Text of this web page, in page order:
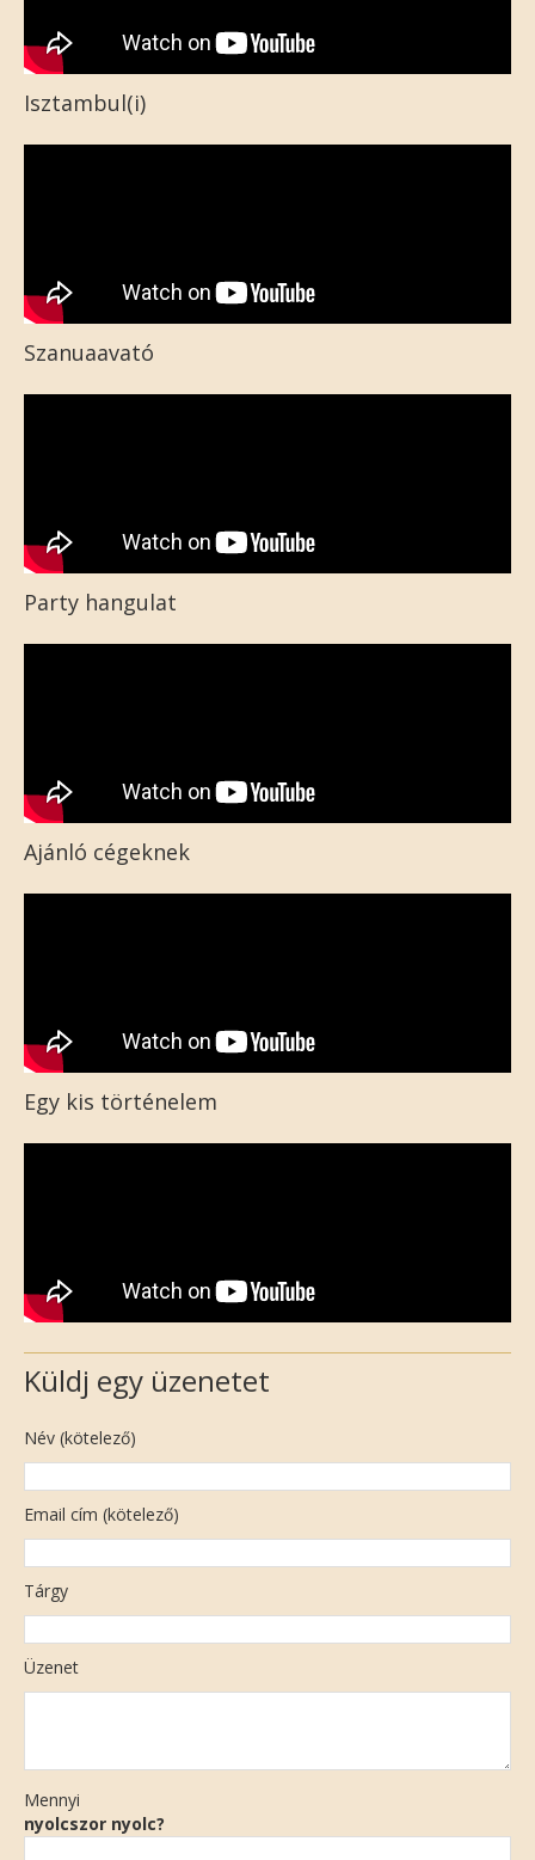
Isztambul(i)
Szanuaavató
Party hangulat
Ajánló cégeknek
Egy kis történelem
Küldj egy üzenetet
Név (kötelező)
Email cím (kötelező)
Tárgy
Üzenet
Mennyi
nyolcszor nyolc?